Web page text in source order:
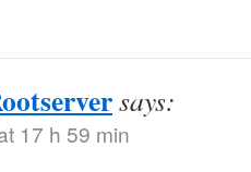
says:
17 h 59 min